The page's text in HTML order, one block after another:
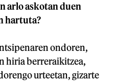
arlo askotan duen
hartuta?
ondoren,
hiria berreraikitzea,
urteetan, gizarte